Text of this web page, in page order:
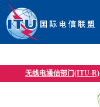
无线电通信部门(ITU-R)